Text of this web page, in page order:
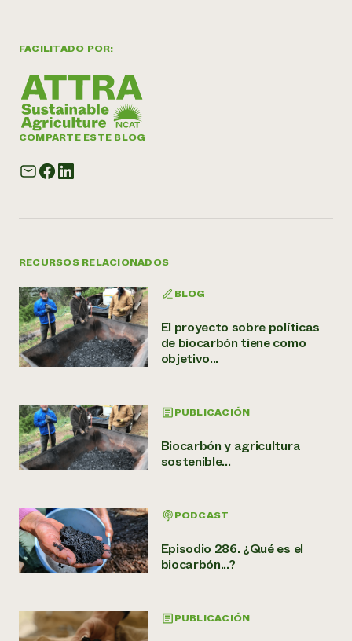
FACILITADO POR:
COMPARTE ESTE BLOG
RECURSOS RELACIONADOS
BLOG
El proyecto sobre políticas
de biocarbón tiene como
objetivo...
PUBLICACIÓN
Biocarbón y agricultura
sostenible...
PODCAST
Episodio 286. ¿Qué es el
biocarbón...?
PUBLICACIÓN